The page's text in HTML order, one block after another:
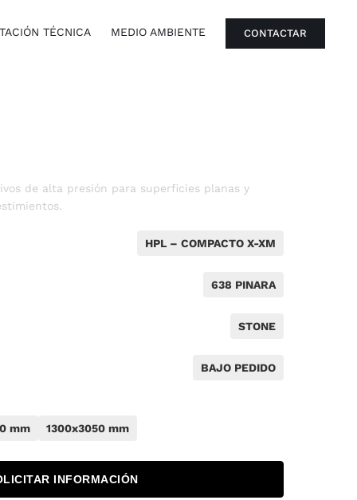
TÉCNICA MEDIO AMBIENTE CONTACTAR
de alta presión para superficies planas y
HPL – COMPACTO X-XM
638 PINARA
STONE
BAJO PEDIDO
mm 1300x3050 mm
INFORMACIÓN